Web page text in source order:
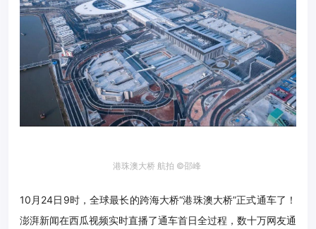
港珠澳大桥 航拍 ©邵峰
10月24日9时，全球最长的跨海大桥“港珠澳大桥”正式通车了！
澎湃新闻在西瓜视频实时直播了通车首日全过程，数十万网友通